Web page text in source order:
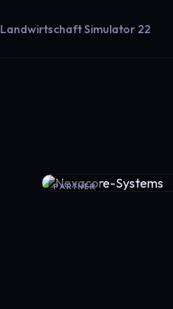
Landwirtschaft Simulator 22
PARTNER